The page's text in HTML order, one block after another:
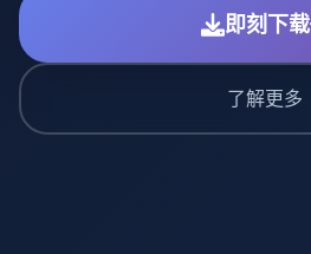
即刻下载
了解更多